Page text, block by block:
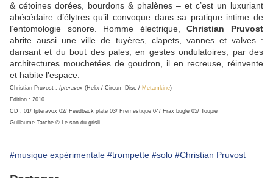
& cétoines dorées, bourdons & phalènes – et c’est un luxuriant
abécédaire d’élytres qu’il convoque dans sa pratique intime de
l’entomologie sonore. Homme électrique,Christian Pruvost
abrite aussi une ville de tuyères, clapets, vannes et valves :
dansant et du bout des pales, en gestes ondulatoires, par des
architectures mouchetées de goudron, il en recreuse, réinvente
et habite l’espace.
Christian Pruvost : Ipteravox (Helix / Circum Disc / Metamkine)
Edition : 2010.
CD : 01/ Ipteravox 02/ Feedback plate 03/ Fremestique 04/ Frax bugle 05/ Toupie
Guillaume Tarche © Le son du grisli
#musique expérimentale #trompette #solo #Christian Pruvost